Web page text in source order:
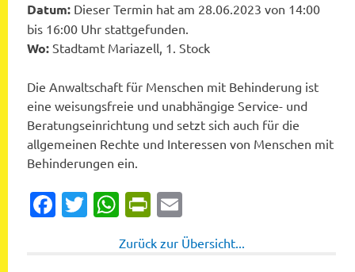
Datum: Dieser Termin hat am 28.06.2023 von 14:00
bis 16:00 Uhr stattgefunden.
Wo: Stadtamt Mariazell, 1. Stock
Die Anwaltschaft für Menschen mit Behinderung ist
eine weisungsfreie und unabhängige Service- und
Beratungseinrichtung und setzt sich auch für die
allgemeinen Rechte und Interessen von Menschen mit
Behinderungen ein.
Facebook
Twitter
WhatsApp
PrintFriendly
Zurück zur Übersicht...